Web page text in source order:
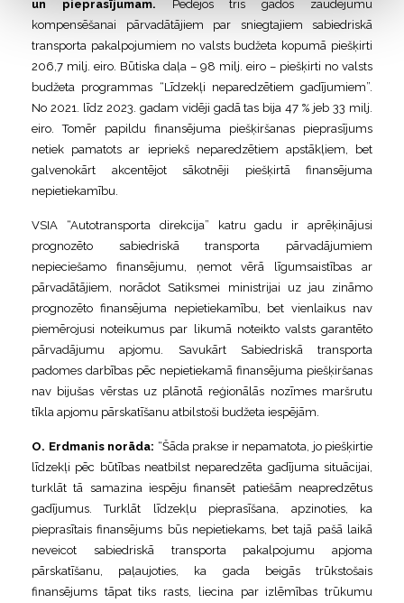
un pieprasījumam. Pēdējos trīs gados zaudējumu
kompensēšanai pārvadātājiem par sniegtajiem sabiedriskā
transporta pakalpojumiem no valsts budžeta kopumā piešķirti
206,7 milj. eiro. Būtiska daļa – 98 milj. eiro – piešķirti no valsts
budžeta programmas “Līdzekļi neparedzētiem gadījumiem”.
No 2021. līdz 2023. gadam vidēji gadā tas bija 47 % jeb 33 milj.
eiro. Tomēr papildu finansējuma piešķiršanas pieprasījums
netiek pamatots ar iepriekš neparedzētiem apstākļiem, bet
galvenokārt akcentējot sākotnēji piešķirtā finansējuma
nepietiekamību.
VSIA “Autotransporta direkcija” katru gadu ir aprēķinājusi
prognozēto sabiedriskā transporta pārvadājumiem
nepieciešamo finansējumu, ņemot vērā līgumsaistības ar
pārvadātājiem, norādot Satiksmei ministrijai uz jau zināmo
prognozēto finansējuma nepietiekamību, bet vienlaikus nav
piemērojusi noteikumus par likumā noteikto valsts garantēto
pārvadājumu apjomu. Savukārt Sabiedriskā transporta
padomes darbības pēc nepietiekamā finansējuma piešķiršanas
nav bijušas vērstas uz plānotā reģionālās nozīmes maršrutu
tīkla apjomu pārskatīšanu atbilstoši budžeta iespējām.
O. Erdmanis norāda: “Šāda prakse ir nepamatota, jo piešķirtie
līdzekļi pēc būtības neatbilst neparedzēta gadījuma situācijai,
turklāt tā samazina iespēju finansēt patiešām neapredzētus
gadījumus. Turklāt līdzekļu pieprasīšana, apzinoties, ka
pieprasītais finansējums būs nepietiekams, bet tajā pašā laikā
neveicot sabiedriskā transporta pakalpojumu apjoma
pārskatīšanu, paļaujoties, ka gada beigās trūkstošais
finansējums tāpat tiks rasts, liecina par izlēmības trūkumu